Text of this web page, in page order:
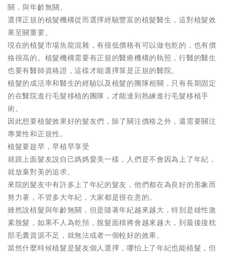
關，與年齡無關。
選擇正規的植髮機構從而選擇經驗豐富的植髮醫生，這對植髮效
果至關重要。
現在的植髮市場魚龍混雜，有很低價格有可以做包乾的，也有價
格很高的。植髮機構需要有正規的醫療機構的執照，行醫的醫生
也要有醫師資格證，這樣才能選擇算是正規的醫院。
植髮的成活率和醫生的經驗以及植髮的團隊相關，只有長期固定
的在醫院進行毛髮移植的團隊，才能達到熟練進行毛髮移植手
術。
因此想要植髮效果好的髮友們，除了關注價格之外，還需要關注
專業性和正規性。
植髮要趁早，早植早享受
就跟上面髮友說自己媽媽愛美一樣，人們是不會因為上了年紀，
就放棄對美的追求。
來院的髮友中有許多上了年紀的髮友，他們都在為良好的形象而
努力著，不管多大年紀，大家都是很在意的。
雖然說植髮與年齡無關，但是隨著年紀越來越大，特別是雄性激
素脫髮，如果不人為乾預，脫髮面積將會越來越大，到最後後枕
部毛囊資源不足，就無法或者一個較好的效果。
當然什麼時候植髮是髮友個人選擇，哪怕上了年紀也能植髮，但